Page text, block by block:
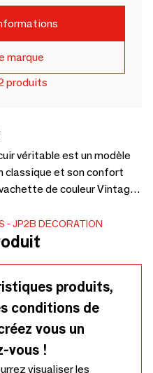
marque
produits
véritable est un modèle
classique et son confort
de couleur Vintage
intérieure chic et
en mousse et plumes
Dimensions : H
JP2B DECORATION
produits,
conditions de
vous un
vous !
visualiser les